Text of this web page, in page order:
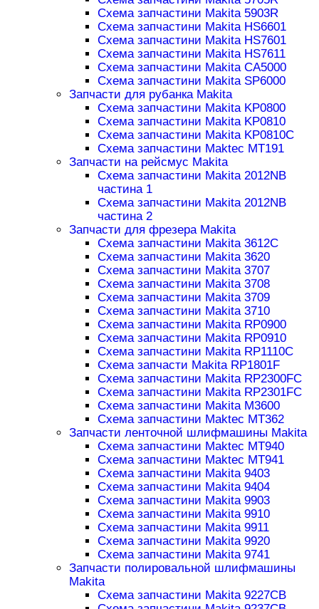
Схема запчастини Makita 5903R
Схема запчастини Makita HS6601
Схема запчастини Makita HS7601
Схема запчастини Makita HS7611
Схема запчастини Makita CA5000
Схема запчастини Makita SP6000
Запчасти для рубанка Makita
Схема запчастини Makita KP0800
Схема запчастини Makita KP0810
Схема запчастини Makita KP0810C
Схема запчастини Maktec MT191
Запчасти на рейсмус Makita
Схема запчастини Makita 2012NB
частина 1
Схема запчастини Makita 2012NB
частина 2
Запчасти для фрезера Makita
Схема запчастини Makita 3612C
Схема запчастини Makita 3620
Схема запчастини Makita 3707
Схема запчастини Makita 3708
Схема запчастини Makita 3709
Схема запчастини Makita 3710
Схема запчастини Makita RP0900
Схема запчастини Makita RP0910
Схема запчастини Makita RP1110C
Схема запчасти Makita RP1801F
Схема запчастини Makita RP2300FC
Схема запчастини Makita RP2301FC
Схема запчастини Makita M3600
Схема запчастини Maktec MT362
Запчасти ленточной шлифмашины Makita
Схема запчастини Maktec MT940
Схема запчастини Maktec MT941
Схема запчастини Makita 9403
Схема запчастини Makita 9404
Схема запчастини Makita 9903
Схема запчастини Makita 9910
Схема запчастини Makita 9911
Схема запчастини Makita 9920
Схема запчастини Makita 9741
Запчасти полировальной шлифмашины
Makita
Схема запчастини Makita 9227CB